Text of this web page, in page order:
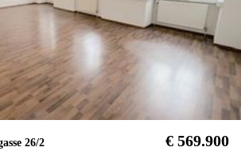
26/2 € 569.900